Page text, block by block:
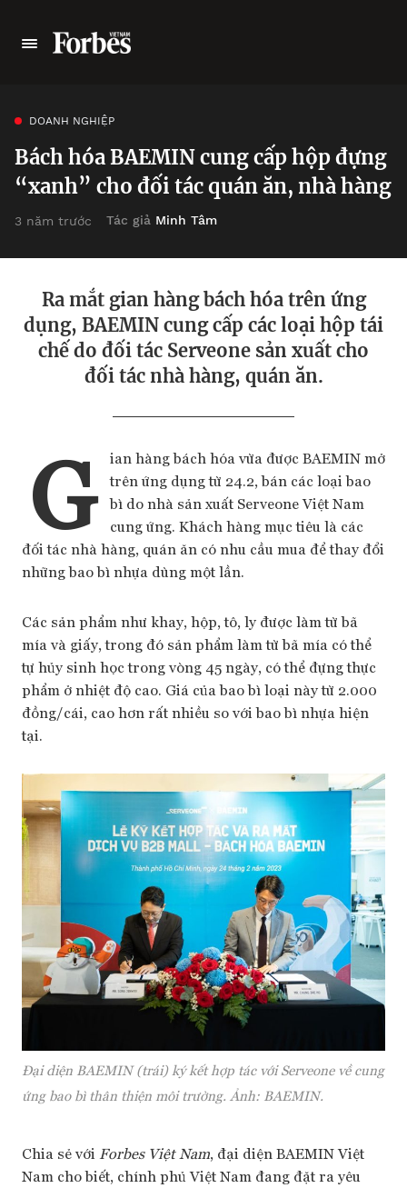
DOANH NGHIỆP
Bách hóa BAEMIN cung cấp hộp đựng
“xanh” cho đối tác quán ăn, nhà hàng
3 năm trước Tác giả Minh Tâm
Ra mắt gian hàng bách hóa trên ứng
dụng, BAEMIN cung cấp các loại hộp tái
chế do đối tác Serveone sản xuất cho
đối tác nhà hàng, quán ăn.
G
ian hàng bách hóa vừa được BAEMIN mở
trên ứng dụng từ 24.2, bán các loại bao
bì do nhà sản xuất Serveone Việt Nam
cung ứng. Khách hàng mục tiêu là các
đối tác nhà hàng, quán ăn có nhu cầu mua để thay đổi
những bao bì nhựa dùng một lần.
Các sản phẩm như khay, hộp, tô, ly được làm từ bã
mía và giấy, trong đó sản phẩm làm từ bã mía có thể
tự hủy sinh học trong vòng 45 ngày, có thể đựng thực
phẩm ở nhiệt độ cao. Giá của bao bì loại này từ 2.000
đồng/cái, cao hơn rất nhiều so với bao bì nhựa hiện
tại.
Đại diện BAEMIN (trái) ký kết hợp tác với Serveone về cung
ứng bao bì thân thiện môi trường. Ảnh: BAEMIN.
Chia sẻ với Forbes Việt Nam, đại diện BAEMIN Việt
Nam cho biết, chính phủ Việt Nam đang đặt ra yêu